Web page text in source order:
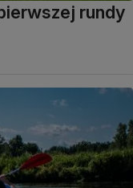
rundy